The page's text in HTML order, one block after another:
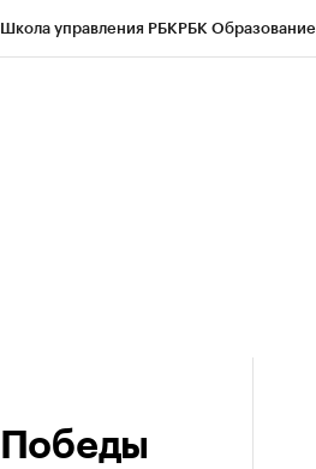
Школа управления РБКРБК Образование